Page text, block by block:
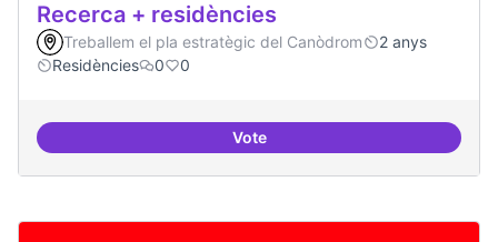
Recerca + residències
Treballem el pla estratègic del Canòdrom
2 anys
Residències
0 0
VoteRecerca + residències